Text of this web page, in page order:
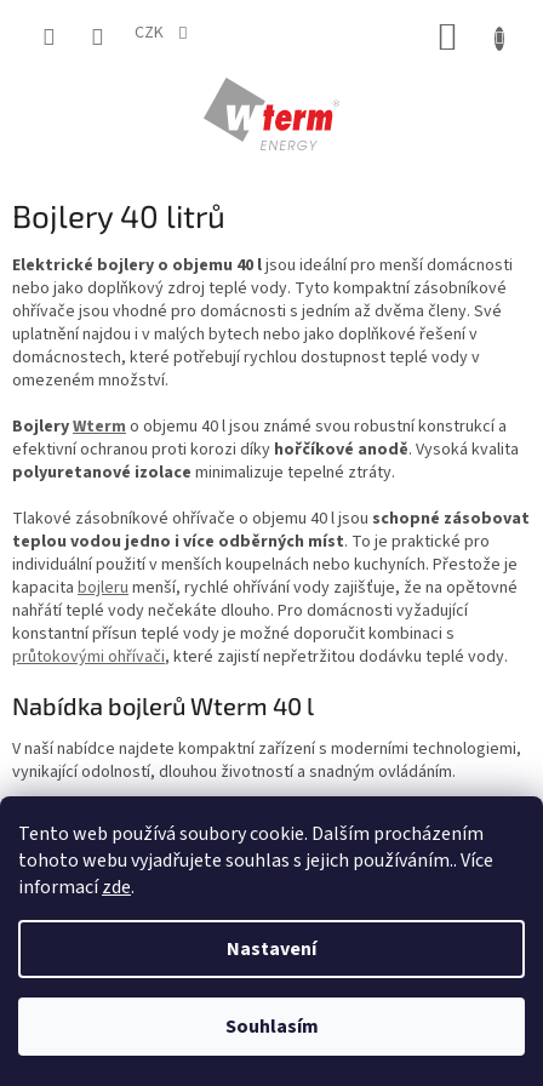
Tento web používá soubory cookie. Dalším procházením
tohoto webu vyjadřujete souhlas s jejich používáním.. Více
informacízde.
Nastavení
Souhlasím
Vážení zákazníci, od 29.6. do 12.7. čerpáme celozávodní dovolenou,
vaše objednávky vyřídíme následující pracovní dny, děkujeme za
CZK
Bojlery 40 litrů
Elektrické bojlery o objemu 40 ljsou ideální pro menší domácnosti
nebo jako doplňkový zdroj teplé vody. Tyto kompaktní zásobníkové
ohřívače jsou vhodné pro domácnosti s jedním až dvěma členy. Své
uplatnění najdou i v malých bytech nebo jako doplňkové řešení v
domácnostech, které potřebují rychlou dostupnost teplé vody v
omezeném množství.
BojleryWterm o objemu 40 l jsou známé svou robustní konstrukcí a
efektivní ochranou proti korozi díky hořčíkové anodě. Vysoká kvalita
polyuretanové izolace minimalizuje tepelné ztráty.
Tlakové zásobníkové ohřívače o objemu 40 l jsou schopné zásobovat
teplou vodou jedno i více odběrných míst. To je praktické pro
individuální použití v menších koupelnách nebo kuchyních. Přestože je
kapacita bojleru menší, rychlé ohřívání vody zajišťuje, že na opětovné
nahřátí teplé vody nečekáte dlouho. Pro domácnosti vyžadující
konstantní přísun teplé vody je možné doporučit kombinaci s
průtokovými ohřívači, které zajistí nepřetržitou dodávku teplé vody.
Nabídka bojlerů Wterm 40 l
V naší nabídce najdete kompaktní zařízení s moderními technologiemi,
vynikající odolností, dlouhou životností a snadným ovládáním.
Vytvořil Shoptet
Wterm. Všechna práva vyhrazena.